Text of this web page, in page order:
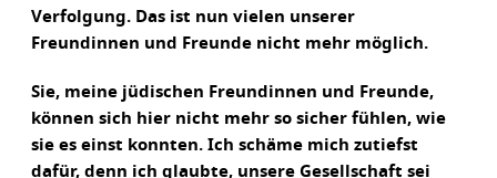
Verfolgung. Das ist nun vielen unserer
Freundinnen und Freunde nicht mehr möglich.
Sie, meine jüdischen Freundinnen und Freunde,
können sich hier nicht mehr so sicher fühlen, wie
sie es einst konnten. Ich schäme mich zutiefst
dafür, denn ich glaubte, unsere Gesellschaft sei